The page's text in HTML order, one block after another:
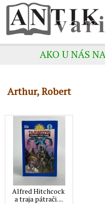
AKO U NÁS
Arthur, Robert
Alfred Hitchcock
a traja pátrači. ...